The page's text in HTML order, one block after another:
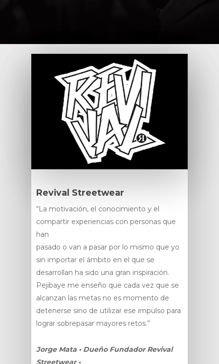
Revival Streetwear
“La motivación, el conocimiento y el
compartir experiencias con personas que
han
pasado o van a pasar por lo mismo que yo
sin importar el ámbito en el que se
desarrollan ha sido una gran inspiración.
Pejibaye me enseño que cada vez que se
alcanzan las metas no es momento de
detenerse sino de utilizar ese impulso para
lograr sobrepasar mayores retos.”
Jorge Mata • Dueño Fundador Revival
Streetwear •